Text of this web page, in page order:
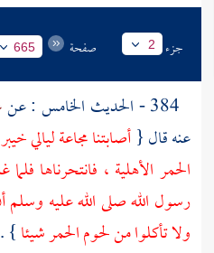
جزء 2 صفحة 665
عنه قال {أصابتنا مجاعة لياليخيبر
الحمر الأهلية ، فانتحرناها
رسول الله صلى الله عليه وسلم
ولا تأكلوا من لحوم الحمر شيئا} .